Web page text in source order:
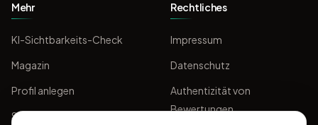
Mehr
KI-Sichtbarkeits-Check
Magazin
Profil anlegen
Sponsoring
Rechtliches
Impressum
Datenschutz
Authentizität von
Bewertungen